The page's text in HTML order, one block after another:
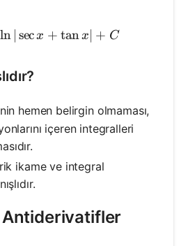
\int \sec x d x=\ln |\sec
ln secx + tanx + C
hemen belirgin olmaması,
içeren integralleri
ikame ve integral